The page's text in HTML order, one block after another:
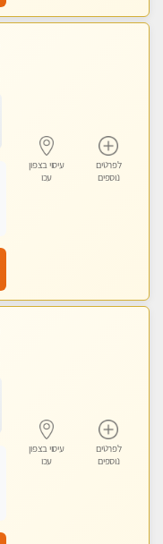
לפרטים
נוספים
עיסוי בצפון
עכו
לפרטים
נוספים
עיסוי בצפון
עכו